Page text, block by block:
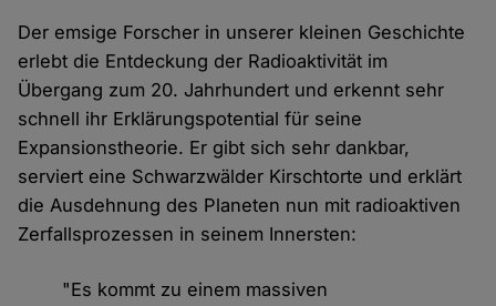
Der emsige Forscher in unserer kleinen Geschichte
erlebt die Entdeckung der Radioaktivität im
Übergang zum 20. Jahrhundert und erkennt sehr
schnell ihr Erklärungspotential für seine
Expansionstheorie. Er gibt sich sehr dankbar,
serviert eine Schwarzwälder Kirschtorte und erklärt
die Ausdehnung des Planeten nun mit radioaktiven
Zerfallsprozessen in seinem Innersten:
"Es kommt zu einem massiven